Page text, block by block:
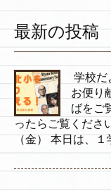
最新の投稿
学校だ
お便り
ばをご
ったらご覧くださ
（金） 本日は、